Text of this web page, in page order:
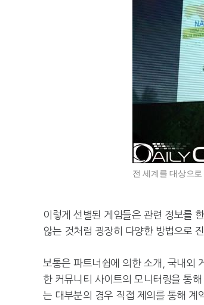
전 세계를 대상으
이렇게 선별된 게임들은 관련 정보를
않는 것처럼 굉장히 다양한 방법으로
보통은 파트너쉽에 의한 소개, 국내외
한 커뮤니티 사이트의 모니터링을 통
는 대부분의 경우 직접 제의를 통해 계